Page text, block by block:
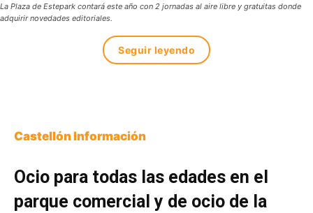
La Plaza de Estepark contará este año con 2 jornadas al aire libre y gratuitas donde
adquirir novedades editoriales.
Seguir leyendo
Castellón Información
Ocio para todas las edades en el
parque comercial y de ocio de la